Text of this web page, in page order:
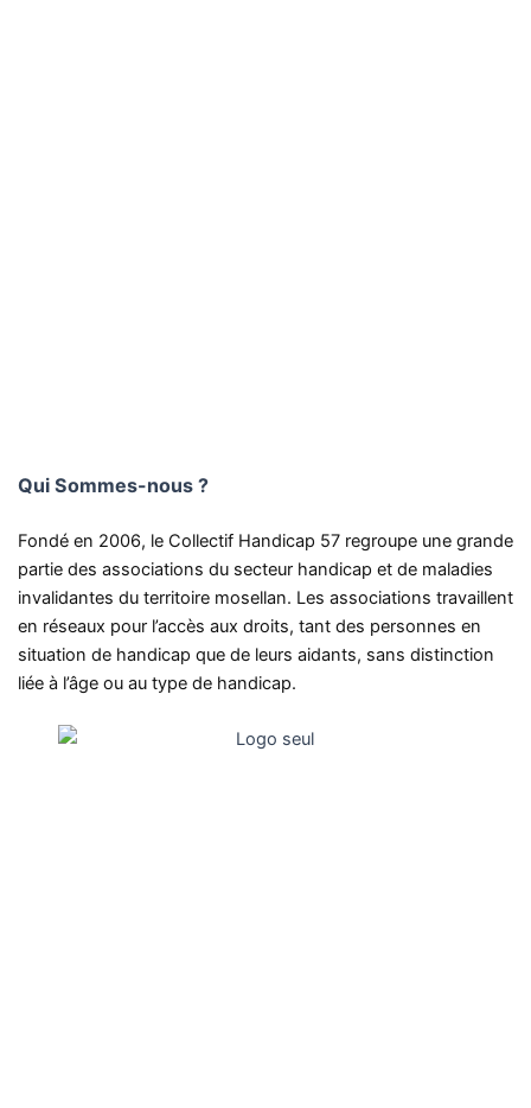
Qui Sommes-nous ?
Fondé en 2006, le Collectif Handicap 57 regroupe une grande
partie des associations du secteur handicap et de maladies
invalidantes du territoire mosellan. Les associations travaillent
en réseaux pour l’accès aux droits, tant des personnes en
situation de handicap que de leurs aidants, sans distinction
liée à l’âge ou au type de handicap.